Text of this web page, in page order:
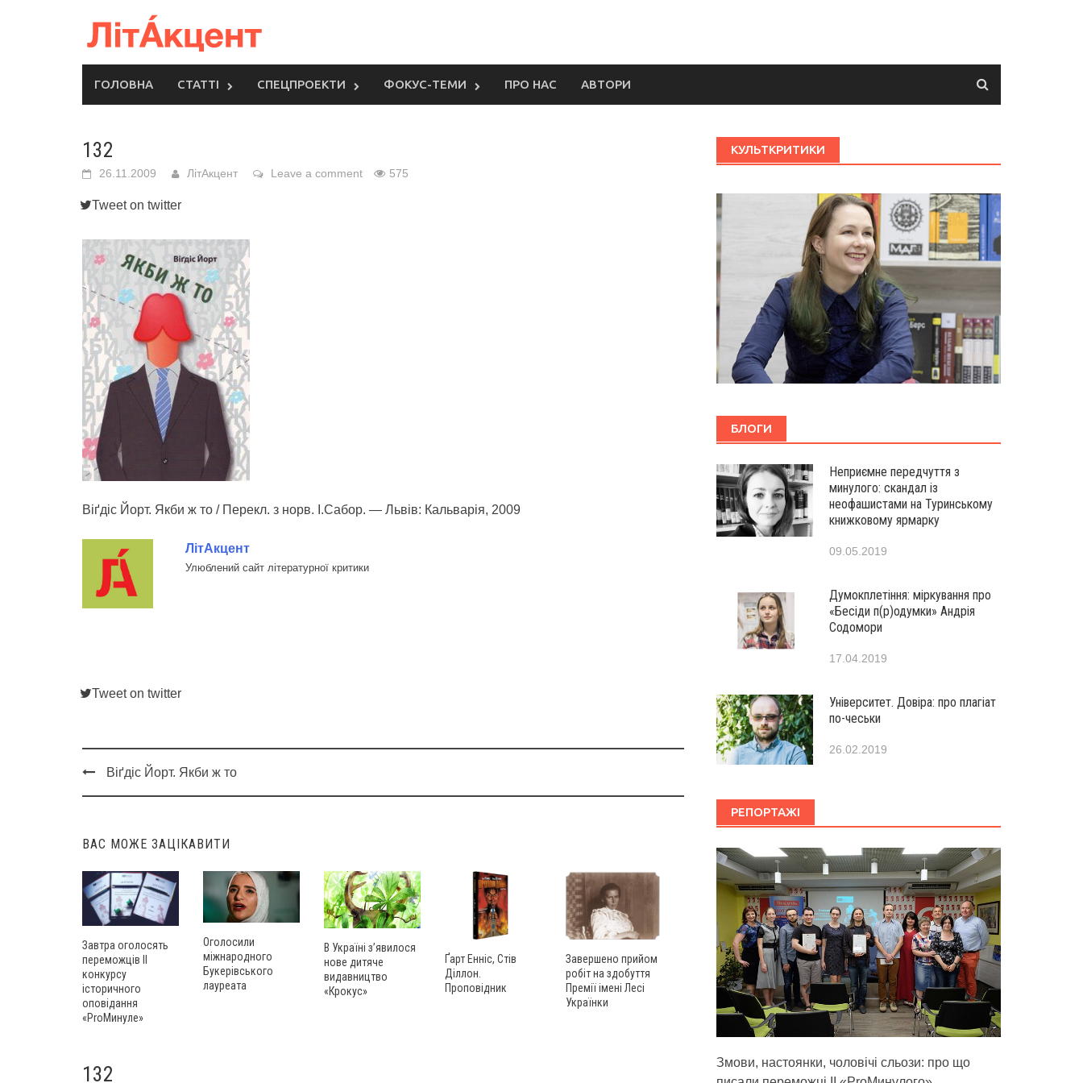
ГОЛОВНА СТАТТІ СПЕЦПРОЕКТИ ФОКУС-ТЕМИ ПРО НАС АВТОРИ
132
26.11.2009 ЛітАкцент Leave a comment 575
Tweet on twitter
Віґдіс Йорт. Якби ж то / Перекл. з норв. І.Сабор. — Львів: Кальварія, 2009
ЛітАкцент
Улюблений сайт літературної критики
Tweet on twitter
Post
Віґдіс Йорт. Якби ж то
ВАС МОЖЕ ЗАЦІКАВИТИ
Завтра оголосять
переможців ІІ
конкурсу
історичного
оповідання
«ProМинуле»
Оголосили
міжнародного
Букерівського
лауреата
В Україні з’явилося
нове дитяче
видавництво
«Крокус»
Ґарт Енніс, Стів
Діллон.
Проповідник
Завершено прийом
робіт на здобуття
Премії імені Лесі
Українки
132
КУЛЬТКРИТИКИ
БЛОГИ
Неприємне передчуття з
минулого: скандал із
неофашистами на Туринському
книжковому ярмарку
09.05.2019
Думокплетіння: міркування про
«Бесіди п(р)одумки» Андрія
Содомори
17.04.2019
Університет. Довіра: про плагіат
по-чеськи
26.02.2019
РЕПОРТАЖІ
Змови, настоянки, чоловічі сльози: про що